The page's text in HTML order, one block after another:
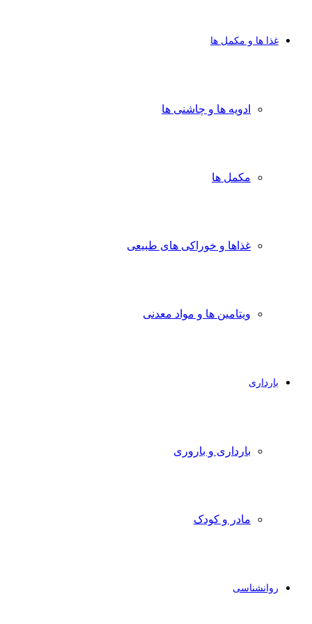
غذا ها و مکمل ها
ادویه ها و چاشنی ها
مکمل ها
غذاها و خوراکی های طبیعی
ویتامین ها و مواد معدنی
بارداری
بارداری و باروری
مادر و کودک
روانشناسی